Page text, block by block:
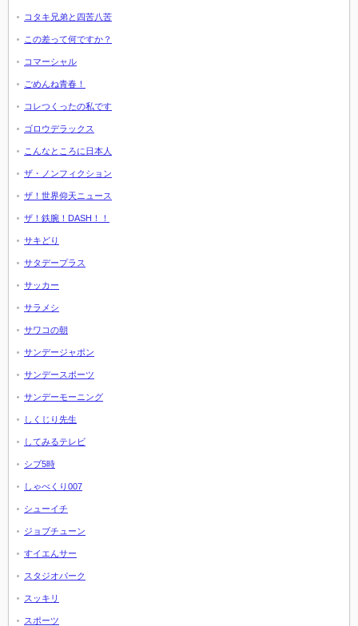
コタキ兄弟と四苦八苦
この差って何ですか？
コマーシャル
ごめんね青春！
コレつくったの私です
ゴロウデラックス
こんなところに日本人
ザ・ノンフィクション
ザ！世界仰天ニュース
ザ！鉄腕！DASH！！
サキどり
サタデープラス
サッカー
サラメシ
サワコの朝
サンデージャポン
サンデースポーツ
サンデーモーニング
しくじり先生
してみるテレビ
シブ5時
しゃべくり007
シューイチ
ジョブチューン
すイエんサー
スタジオパーク
スッキリ
スポーツ